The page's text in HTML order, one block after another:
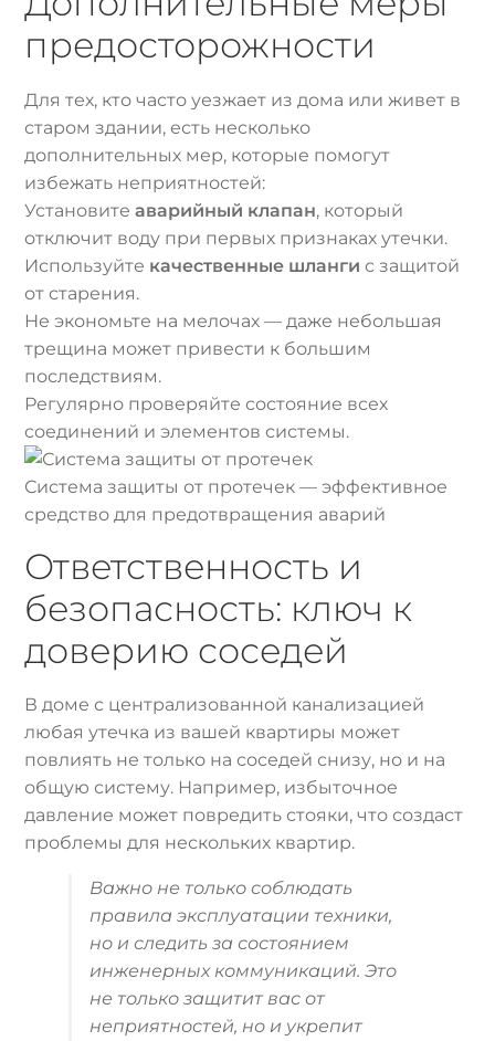
предосторожности
Для тех, кто часто уезжает из дома или живет в
старом здании, есть несколько
дополнительных мер, которые помогут
избежать неприятностей:
Установитеаварийный клапан, который
отключит воду при первых признаках утечки.
Используйте качественные шланги с защитой
от старения.
Не экономьте на мелочах — даже небольшая
трещина может привести к большим
последствиям.
Регулярно проверяйте состояние всех
соединений и элементов системы.
Система защиты от протечек — эффективное
средство для предотвращения аварий
Ответственность и
безопасность: ключ к
доверию соседей
В доме с централизованной канализацией
любая утечка из вашей квартиры может
повлиять не только на соседей снизу, но и на
общую систему. Например, избыточное
давление может повредить стояки, что создаст
проблемы для нескольких квартир.
Важно не только соблюдать
правила эксплуатации техники,
но и следить за состоянием
инженерных коммуникаций. Это
не только защитит вас от
неприятностей, но и укрепит